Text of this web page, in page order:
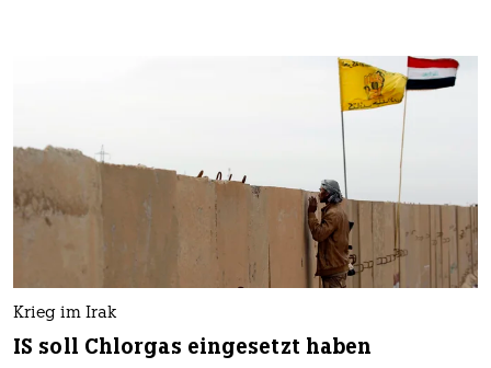
Krieg im Irak
IS soll Chlorgas eingesetzt haben